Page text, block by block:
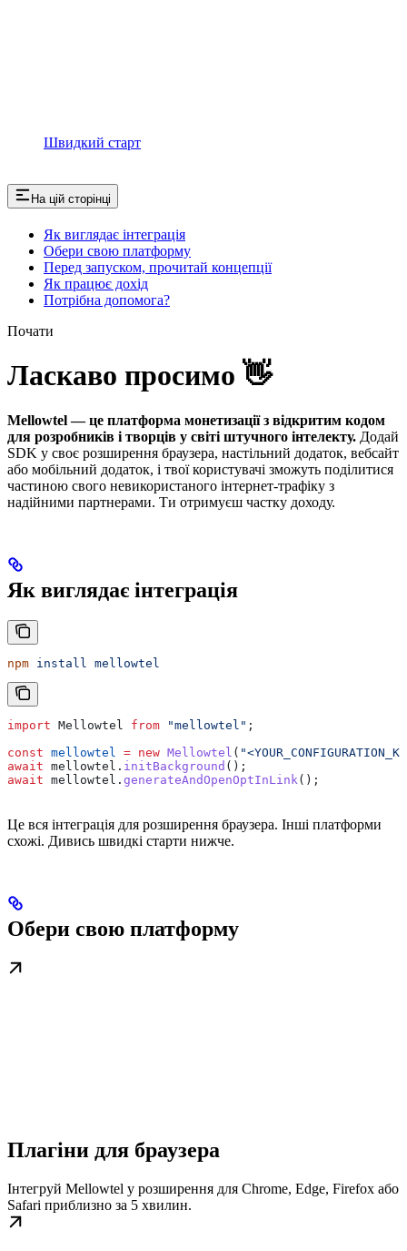
Швидкий старт
На цій сторінці
Як виглядає інтеграція
Обери свою платформу
Перед запуском, прочитай концепції
Як працює дохід
Потрібна допомога?
Почати
Ласкаво просимо 👋
Mellowtel — це платформа монетизації з відкритим кодом
для розробників і творців у світі штучного інтелекту. Додай
SDK у своє розширення браузера, настільний додаток, вебсайт
або мобільний додаток, і твої користувачі зможуть поділитися
частиною свого невикористаного інтернет-трафіку з
надійними партнерами. Ти отримуєш частку доходу.
Як виглядає інтеграція
npm install mellowtel
import Mellowtel from "mellowtel" ;
const mellowtel = new Mellowtel (
await mellowtel . initBackground ();
await mellowtel . generateAndOpenOptInLink();
Це вся інтеграція для розширення браузера. Інші платформи
схожі. Дивись швидкі старти нижче.
Обери свою платформу
Плагіни для браузера
Інтегруй Mellowtel у розширення для Chrome, Edge, Firefox або
Safari приблизно за 5 хвилин.